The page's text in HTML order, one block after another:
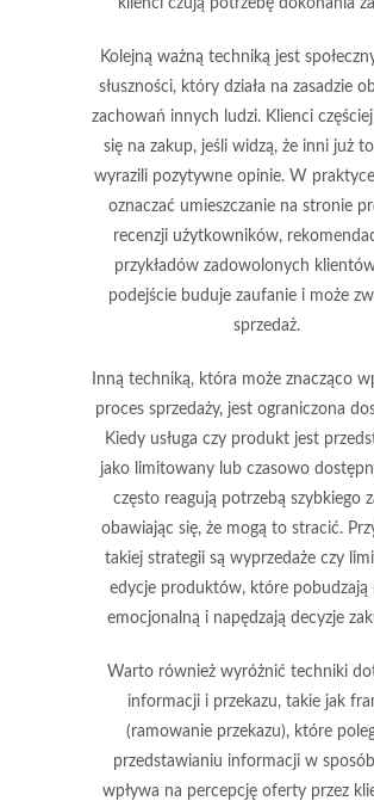
Kolejną ważną techniką jest
słuszności, który działa na zasadzie
zachowań innych ludzi. Klienci
się na zakup, jeśli widzą, że inni już
wyrazili pozytywne opinie. W
oznaczać umieszczanie na stronie
recenzji użytkowników,
przykładów zadowolonych
podejście buduje zaufanie i może
sprzedaż.
Inną techniką, która może znacząco
proces sprzedaży, jest ograniczona
Kiedy usługa czy produkt jest
jako limitowany lub czasowo
często reagują potrzebą szybkiego
obawiając się, że mogą to stracić.
takiej strategii są wyprzedaże czy
edycje produktów, które pobudzają
emocjonalną i napędzają decyzje
Warto również wyróżnić techniki
informacji i przekazu, takie jak
(ramowanie przekazu), które
przedstawianiu informacji w
wpływa na percepcję oferty przez